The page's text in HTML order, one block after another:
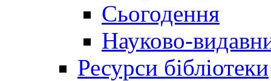
Сьогодення
Науково-
Ресурси бібліотеки